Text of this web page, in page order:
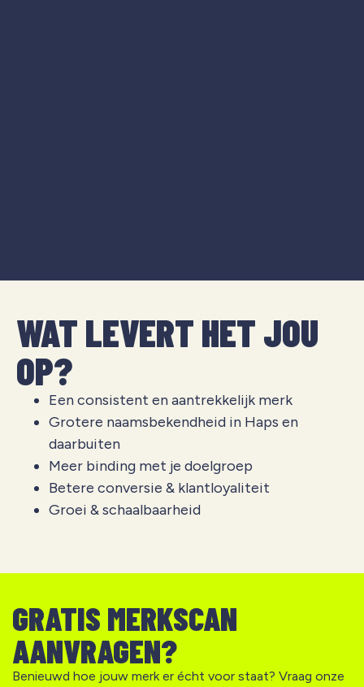
WAT LEVERT HET JOU
OP?
Een consistent en aantrekkelijk merk
Grotere naamsbekendheid in Haps en
daarbuiten
Meer binding met je doelgroep
Betere conversie & klantloyaliteit
Groei & schaalbaarheid
GRATIS MERKSCAN
AANVRAGEN?
Benieuwd hoe jouw merk er écht voor staat? Vraag onze